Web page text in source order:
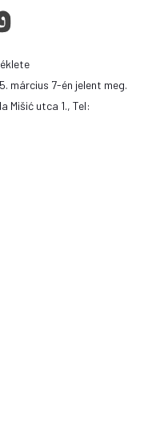
március 7-én jelent meg.
Mišić utca 1., Tel: